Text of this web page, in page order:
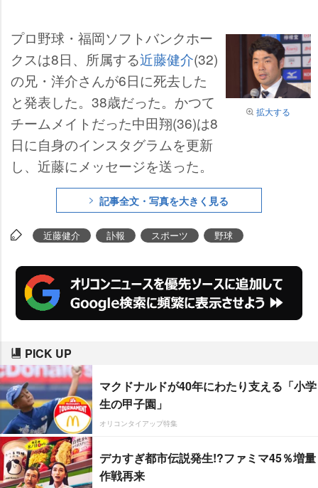
拡大する
プロ野球・福岡ソフトバンクホー
クスは8日、所属する近藤健介(32)
の兄・洋介さんが6日に死去した
と発表した。38歳だった。かつて
チームメイトだった中田翔(36)は8
日に自身のインスタグラムを更新
し、近藤にメッセージを送った。
記事全文・写真を大きく見る
近藤健介 訃報 スポーツ 野球
PICK UP
マクドナルドが40年にわたり支える「小学
生の甲子園」
オリコンタイアップ特集
デカすぎ都市伝説発生!?ファミマ45％増量
作戦再来